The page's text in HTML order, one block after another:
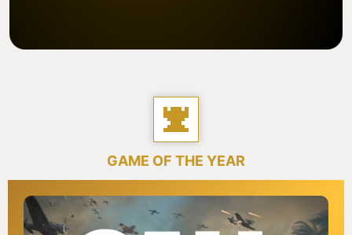
GAME OF THE YEAR